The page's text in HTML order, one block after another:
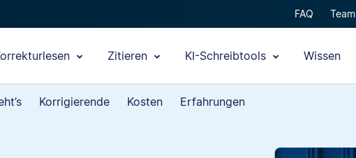
FAQ Team
Zitieren KI-Schreibtools Wissen
Korrigierende Kosten Erfahrungen